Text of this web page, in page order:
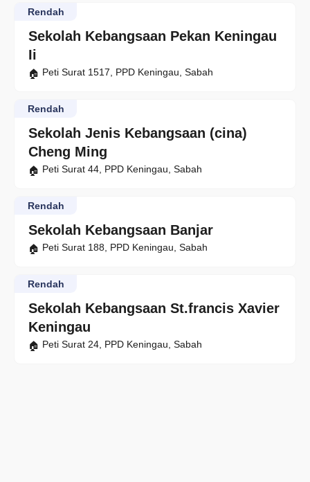
Sekolah Kebangsaan Pekan Keningau
Ii
Rendah
Peti Surat 1517, PPD Keningau, Sabah
Sekolah Jenis Kebangsaan (cina)
Cheng Ming
Rendah
Peti Surat 44, PPD Keningau, Sabah
Sekolah Kebangsaan Banjar
Rendah
Peti Surat 188, PPD Keningau, Sabah
Sekolah Kebangsaan St.francis Xavier
Keningau
Rendah
Peti Surat 24, PPD Keningau, Sabah